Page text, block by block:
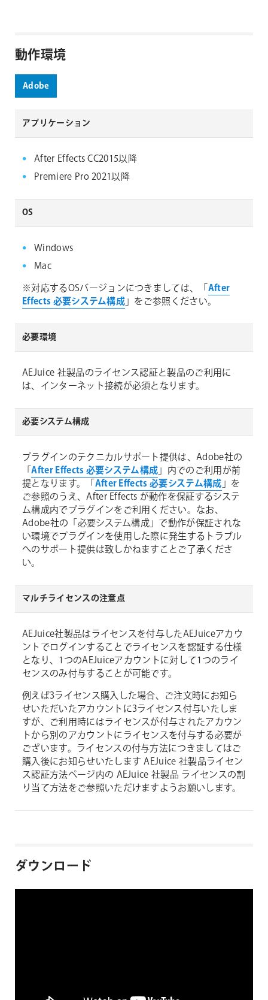
動作環境
Adobe
アプリケーション
After Effects CC2015以降
Premiere Pro 2021以降
OS
Windows
Mac
※対応するOSバージョンにつきましては、「 After
Effects 必要システム構成」をご参照ください。
必要環境
AEJuice 社製品のライセンス認証と製品のご利用に
は、インターネット接続が必須となります。
必要システム構成
プラグインのテクニカルサポート提供は、Adobe社の
「After Effects 必要システム構成」内でのご利用が前
提となります。「 After Effects 必要システム構成 」を
ご参照のうえ、After Effects が動作を保証するシステ
ム構成内でプラグインをご利用ください。なお、
Adobe社の「必要システム構成」で動作が保証されな
い環境でプラグインを使用した際に発生するトラブル
へのサポート提供は致しかねますことご了承くださ
い。
マルチライセンスの注意点
AEJuice社製品はライセンスを付与したAEJuiceアカウ
ントでログインすることでライセンスを認証する仕様
となり、1つのAEJuiceアカウントに対して1つのライ
センスのみ付与することが可能です。
例えば3ライセンス購入した場合、ご注文時にお知ら
せいただいたアカウントに3ライセンス付与いたしま
すが、ご利用時にはライセンスが付与されたアカウン
トから別のアカウントにライセンスを付与する必要が
ございます。ライセンスの付与方法につきましてはご
購入後にお知らせいたします AEJuice 社製品ライセン
ス認証方法ページ内の AEJuice 社製品 ライセンスの割
り当て方法をご参照いただけますようお願いします。
ダウンロード